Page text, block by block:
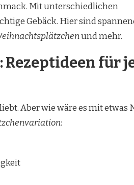
Mit unterschiedlichen
Gebäck. Hier sind
und mehr.
für
Aber wie wäre es mit etwas
: